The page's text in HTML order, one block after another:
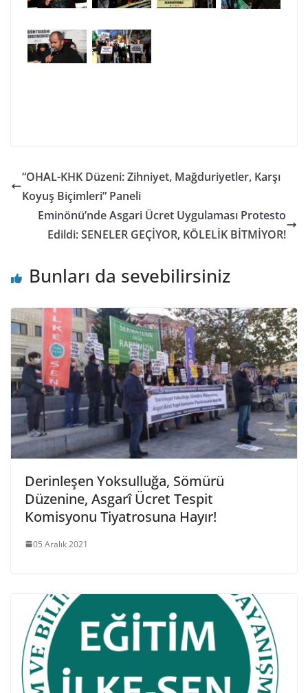
“OHAL-KHK Düzeni: Zihniyet, Mağduriyetler, Karşı
Koyuş Biçimleri” Paneli
Eminönü’nde Asgari Ücret Uygulaması Protesto
Edildi: SENELER GEÇİYOR, KÖLELİK BİTMİYOR!
Bunları da sevebilirsiniz
Derinleşen Yoksulluğa, Sömürü
Düzenine, Asgarî Ücret Tespit
Komisyonu Tiyatrosuna Hayır!
05 Aralık 2021